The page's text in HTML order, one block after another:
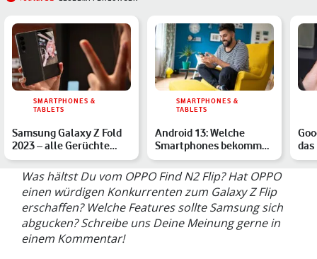
SMARTPHONES &
TABLETS
Samsung Galaxy Z Fold
2023 – alle Gerüchte
zum neuen Falt-
Smartph…
SMARTPHONES &
TABLETS
Android 13: Welche
Smartphones bekommen
das Update?
Was hältst Du vom OPPO Find N2 Flip? Hat OPPO
einen würdigen Konkurrenten zum Galaxy Z Flip
erschaffen? Welche Features sollte Samsung sich
abgucken? Schreibe uns Deine Meinung gerne in
einem Kommentar!